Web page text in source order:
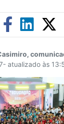
atualizado às